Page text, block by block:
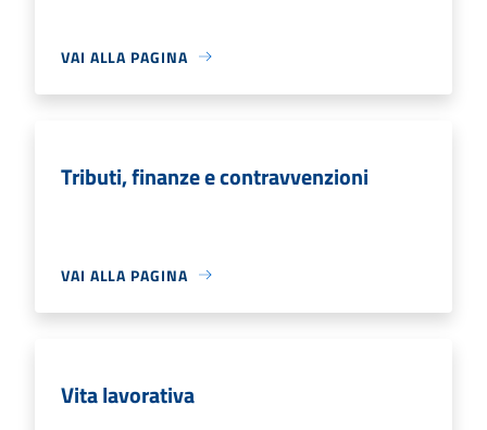
VAI ALLA PAGINA
Tributi, finanze e contravvenzioni
VAI ALLA PAGINA
Vita lavorativa